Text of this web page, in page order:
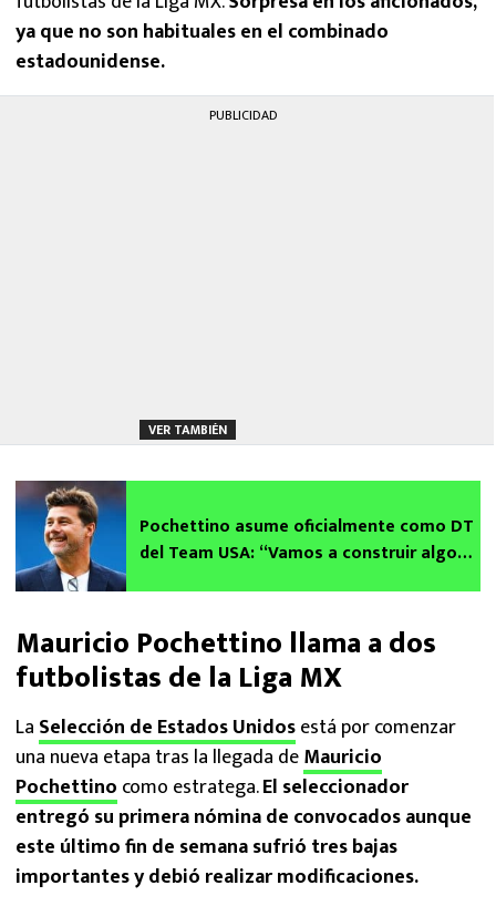
ya que no son habituales en el combinado
estadounidense.
PUBLICIDAD
VER TAMBIÉN
Pochettino asume oficialmente como DT
del Team USA: “Vamos a construir algo
Mauricio Pochettino llama a dos
futbolistas de la Liga MX
La Selección de Estados Unidosestá por comenzar
una nueva etapa tras la llegada deMauricio
Pochettino como estratega.El seleccionador
entregó su primera nómina de convocados aunque
este último fin de semana sufrió tres bajas
importantes y debió realizar modificaciones.